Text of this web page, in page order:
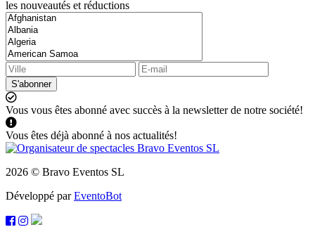
les nouveautés et réductions
S'abonner
Vous vous êtes abonné avec succès à la newsletter de notre société!
Vous êtes déjà abonné à nos actualités!
2026 © Bravo Eventos SL
Développé parEventoBot